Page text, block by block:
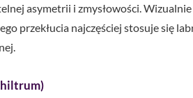
asymetrii i zmysłowości.
przekłucia najczęściej stosuje się